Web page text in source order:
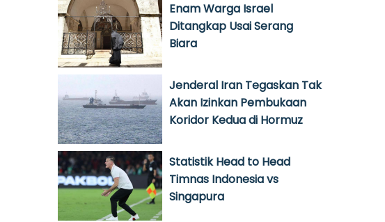
Enam Warga Israel
Ditangkap Usai Serang
Biara
Jenderal Iran Tegaskan Tak
Akan Izinkan Pembukaan
Koridor Kedua di Hormuz
Statistik Head to Head
Timnas Indonesia vs
Singapura